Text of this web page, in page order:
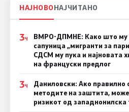
НАЈНОВОНАЈЧИТАНО
3Ч
ВМРО-ДПМНЕ: Како што му
сапуница „мигранти за
СДСМ му пука и најновата
на француски предлог
3Ч
Даниловски: Ако правилно
методите на заштита,
ризикот од западнонилска